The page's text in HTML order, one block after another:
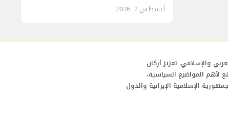
التنمية والحوكمة
أغسطس 2, 2026
والإسلامي. تعزيز أركان
لأهم المواضيع السياسية،
الإسلامية الإيرانية والدول